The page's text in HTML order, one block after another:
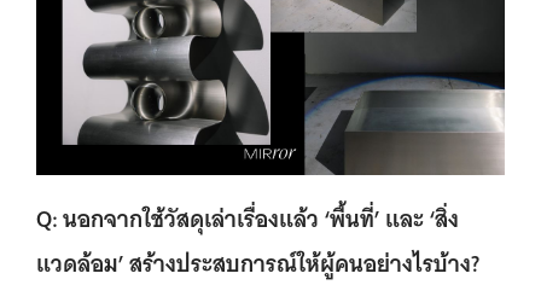
Q: นอกจากใช้วัสดุเล่าเรื่องแล้ว ‘พื้นที่’ และ ‘สิ่ง
แวดล้อม’ สร้างประสบการณ์ให้ผู้คนอย่างไรบ้าง?